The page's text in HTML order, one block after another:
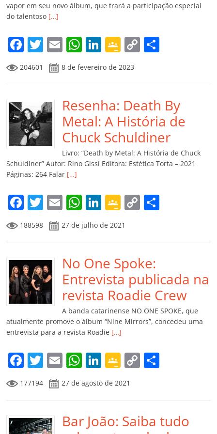
vapor em seu novo álbum, que trará a participação especial
do talentoso […]
F
a
c
e
b
o
o
k
T
w
itt
er
E
m
ai
l
W
at
s
A
p
p
Li
k
e
dI
n
G
o
o
gl
e
Cl
a
ss
ro
m
C
y
Li
n
k
p
ar
til
h
ar
204601 8 de fevereiro de 2023
Resenha: Death By
Metal: A História de
Chuck Schuldiner
Livro: “Death by Metal: A História de Chuck
Schuldiner” Autor: Rino Gissi Editora: Estética Torta – 2021
Páginas: 264 Falar […]
F
a
c
e
b
o
o
k
T
w
itt
er
E
m
ai
l
W
h
at
s
A
p
p
Li
n
k
e
dI
n
G
o
o
gl
e
Cl
a
ss
ro
o
m
C
y
Li
n
k
p
til
h
ar
188598 27 de julho de 2021
No One Spoke:
Entrevista publicada na
revista Roadie Crew
A banda catarinense NO ONE SPOKE, que
atualmente promove o álbum “Nine Mirrors”, concedeu uma
entrevista para a revista Roadie […]
F
a
c
e
b
T
w
itt
er
E
m
ai
l
W
at
s
A
Li
n
k
e
dI
G
o
o
gl
e
C
y
Li
p
ar
177194 27 de agosto de 2021
Bar João: Saiba tudo